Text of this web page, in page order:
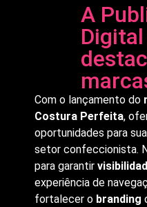
A
Com o lançamento do
Costura Perfeita,
oportunidades para
setor confeccionista.
para garantir
experiência de
fortalecer o branding